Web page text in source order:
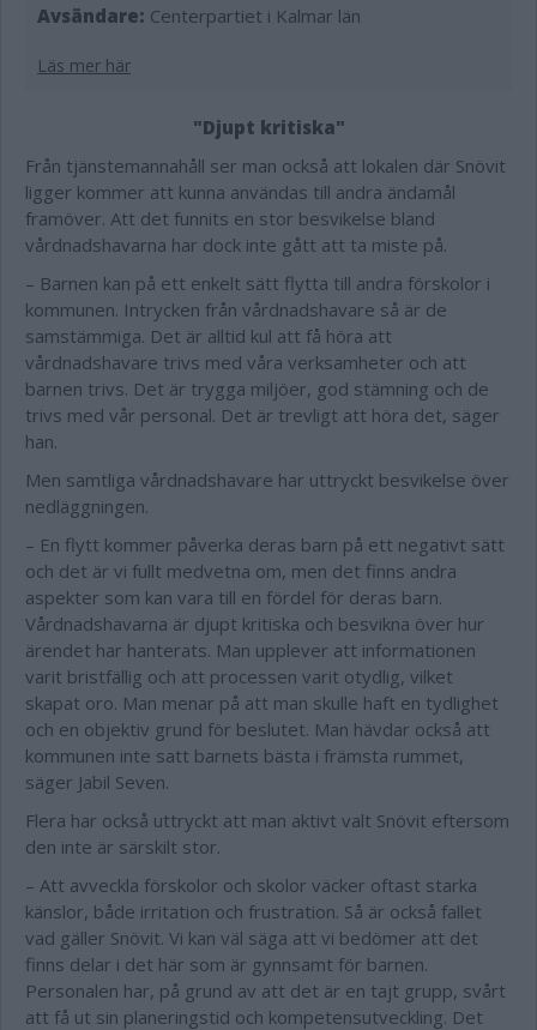
Avsändare: Centerpartiet i Kalmar län
Läs mer här
"Djupt kritiska"
Från tjänstemannahåll ser man också att lokalen där Snövit
ligger kommer att kunna användas till andra ändamål
framöver. Att det funnits en stor besvikelse bland
vårdnadshavarna har dock inte gått att ta miste på.
– Barnen kan på ett enkelt sätt flytta till andra förskolor i
kommunen. Intrycken från vårdnadshavare så är de
samstämmiga. Det är alltid kul att få höra att
vårdnadshavare trivs med våra verksamheter och att
barnen trivs. Det är trygga miljöer, god stämning och de
trivs med vår personal. Det är trevligt att höra det, säger
han.
Men samtliga vårdnadshavare har uttryckt besvikelse över
nedläggningen.
– En flytt kommer påverka deras barn på ett negativt sätt
och det är vi fullt medvetna om, men det finns andra
aspekter som kan vara till en fördel för deras barn.
Vårdnadshavarna är djupt kritiska och besvikna över hur
ärendet har hanterats. Man upplever att informationen
varit bristfällig och att processen varit otydlig, vilket
skapat oro. Man menar på att man skulle haft en tydlighet
och en objektiv grund för beslutet. Man hävdar också att
kommunen inte satt barnets bästa i främsta rummet,
säger Jabil Seven.
Flera har också uttryckt att man aktivt valt Snövit eftersom
den inte är särskilt stor.
– Att avveckla förskolor och skolor väcker oftast starka
känslor, både irritation och frustration. Så är också fallet
vad gäller Snövit. Vi kan väl säga att vi bedömer att det
finns delar i det här som är gynnsamt för barnen.
Personalen har, på grund av att det är en tajt grupp, svårt
att få ut sin planeringstid och kompetensutveckling. Det